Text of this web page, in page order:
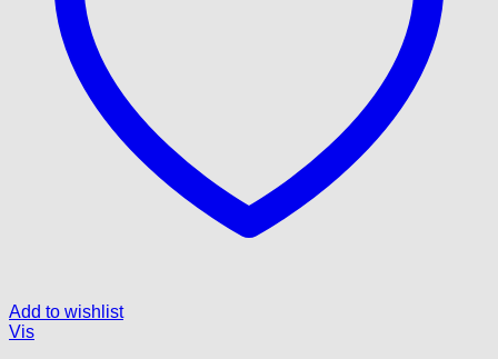
Add to wishlist
Vis